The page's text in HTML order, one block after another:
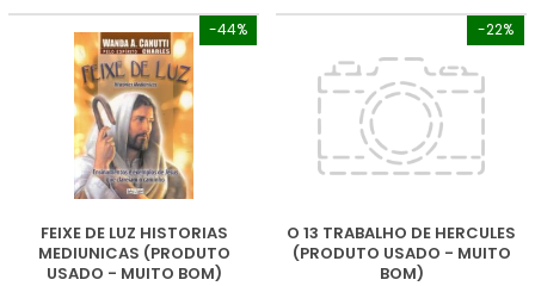
-44%
FEIXE DE LUZ HISTORIAS
MEDIUNICAS (PRODUTO
USADO - MUITO BOM)
-22%
O 13 TRABALHO DE HERCULES
(PRODUTO USADO - MUITO
BOM)